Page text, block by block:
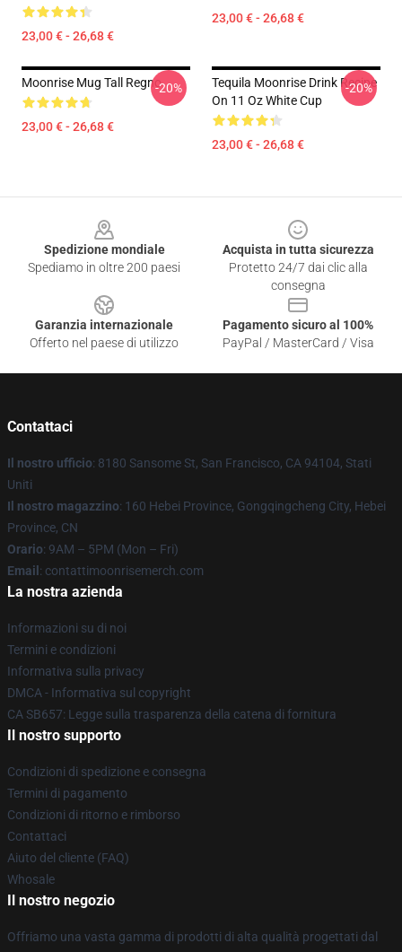
23,00 € - 26,68 €
23,00 € - 26,68 €
Moonrise Mug Tall Regno
23,00 € - 26,68 €
-20%
Tequila Moonrise Drink Recipe
On 11 Oz White Cup
23,00 € - 26,68 €
-20%
Spedizione mondiale
Spediamo in oltre 200 paesi
Acquista in tutta sicurezza
Protetto 24/7 dai clic alla
consegna
Garanzia internazionale
Offerto nel paese di utilizzo
Pagamento sicuro al 100%
PayPal / MasterCard / Visa
Contattaci
Il nostro ufficio: 8180 Sansome St, San Francisco, CA 94104, Stati
Uniti
Il nostro magazzino: 160 Hebei Province, Gongqingcheng City, Hebei
Province, CN
Orario: 9AM – 5PM (Mon – Fri)
Email : contattimoonrisemerch.com
La nostra azienda
Informazioni su di noi
Termini e condizioni
Informativa sulla privacy
DMCA - Informativa sul copyright
CA SB657: Legge sulla trasparenza della catena di fornitura
Il nostro supporto
Condizioni di spedizione e consegna
Termini di pagamento
Condizioni di ritorno e rimborso
Contattaci
Aiuto del cliente (FAQ)
Whosale
Il nostro negozio
Offriamo una vasta gamma di prodotti di alta qualità progettati dal